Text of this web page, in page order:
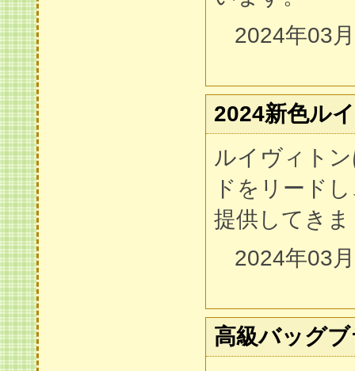
2024年03
2024新色ル
ルイヴィト
ドをリード
提供してき
2024年03
高級バッグ